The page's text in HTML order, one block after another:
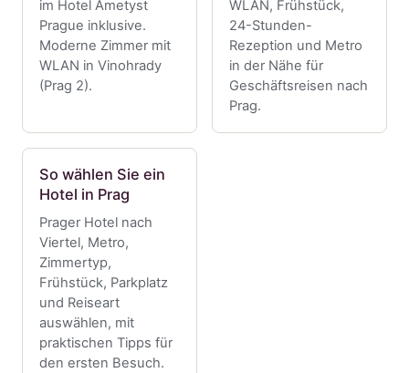
im Hotel Ametyst
Prague inklusive.
Moderne Zimmer mit
WLAN in Vinohrady
(Prag 2).
WLAN, Frühstück,
24-Stunden-
Rezeption und Metro
in der Nähe für
Geschäftsreisen nach
Prag.
So wählen Sie ein
Hotel in Prag
Prager Hotel nach
Viertel, Metro,
Zimmertyp,
Frühstück, Parkplatz
und Reiseart
auswählen, mit
praktischen Tipps für
den ersten Besuch.